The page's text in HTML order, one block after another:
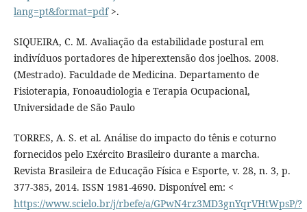
lang=pt&format=pdf>.
SIQUEIRA, C. M. Avaliação da estabilidade postural em
indivíduos portadores de hiperextensão dos joelhos. 2008.
(Mestrado). Faculdade de Medicina. Departamento de
Fisioterapia, Fonoaudiologia e Terapia Ocupacional,
Universidade de São Paulo
TORRES, A. S. et al. Análise do impacto do tênis e coturno
fornecidos pelo Exército Brasileiro durante a marcha.
Revista Brasileira de Educação Física e Esporte, v. 28, n. 3, p.
377-385, 2014. ISSN 1981-4690. Disponível em: <
https://www.scielo.br/j/rbefe/a/GPwN4rz3MD3gnYqrVHtWpsP/?